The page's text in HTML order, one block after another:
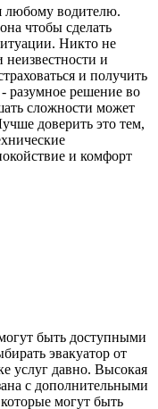
любому водителю.
чтобы сделать
Никто не
неизвестности и
и получить
разумное решение во
сложности может
доверить это тем,
и комфорт
быть доступными
эвакуатор от
услуг давно. Высокая
с дополнительными
могут быть